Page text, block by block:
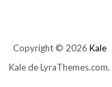
Copyright © 2026 Kale
Kalede LyraThemes.com.